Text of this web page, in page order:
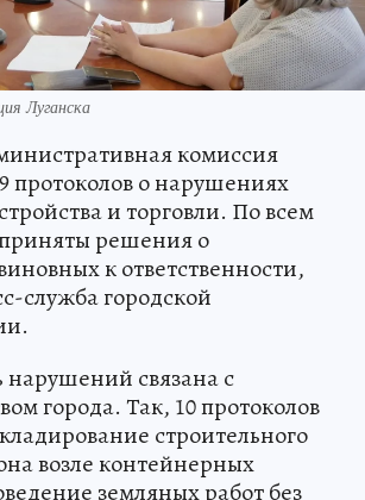
Луганска
комиссия
протоколов о нарушениях
и торговли. По всем
решения о
к ответственности,
служба городской
нарушений связана с
города. Так, 10 протоколов
строительного
возле контейнерных
земляных работ без